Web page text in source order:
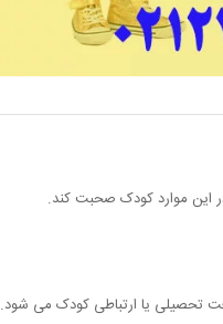
این موارد کودک صحبت کند.
تحصیلی یا ارتباطی کودک می شود.